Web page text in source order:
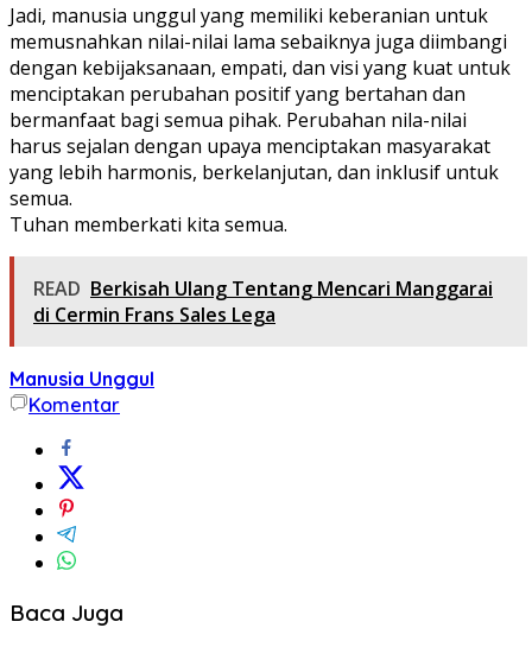
Jadi, manusia unggul yang memiliki keberanian untuk
memusnahkan nilai-nilai lama sebaiknya juga diimbangi
dengan kebijaksanaan, empati, dan visi yang kuat untuk
menciptakan perubahan positif yang bertahan dan
bermanfaat bagi semua pihak. Perubahan nila-nilai
harus sejalan dengan upaya menciptakan masyarakat
yang lebih harmonis, berkelanjutan, dan inklusif untuk
semua.
Tuhan memberkati kita semua.
READ Berkisah Ulang Tentang Mencari Manggarai
di Cermin Frans Sales Lega
Manusia Unggul
Komentar
Baca Juga